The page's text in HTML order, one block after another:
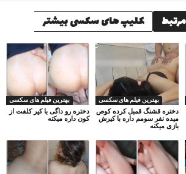
کلیپ های سکسی بیشتر
بهترین فیلم های سکسی
دختره رو داگی با کیر کلفت از
کون داره میکنه
بهترین فیلم های سکسی
دختره قشنگ قمبل کرده کوص
میده نفر سومم داره با کیرش
بازی میکنه